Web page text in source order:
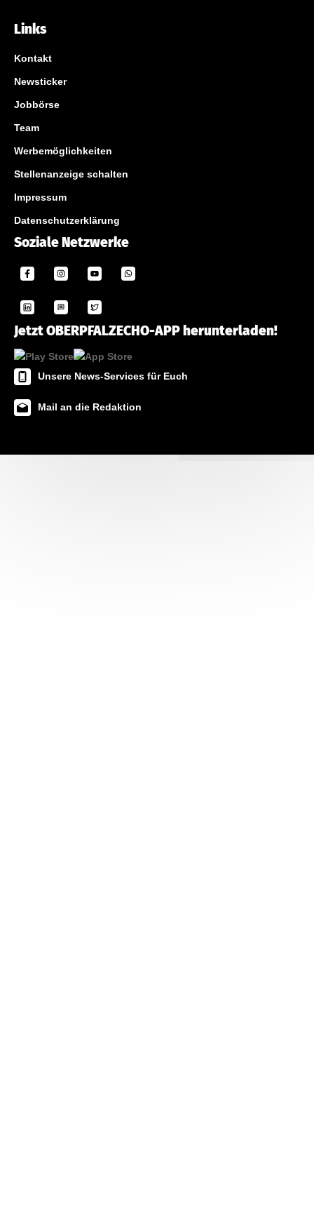
Links
Kontakt
Newsticker
Jobbörse
Team
Werbemöglichkeiten
Stellenanzeige schalten
Impressum
Datenschutzerklärung
Soziale Netzwerke
Jetzt OBERPFALZECHO-APP herunterladen!
Unsere News-Services für Euch
Mail an die Redaktion